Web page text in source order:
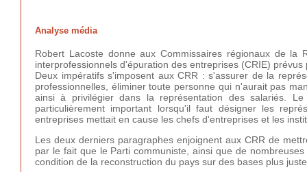
Analyse média
Robert Lacoste donne aux Commissaires régionaux de la
interprofessionnels d'épuration des entreprises (CRIE)
Deux impératifs s'imposent aux CRR : s'assurer de la
professionnelles, éliminer toute personne qui n'aurait pas
ainsi à privilégier dans la représentation des salariés.
particulièrement important lorsqu'il faut désigner les
entreprises mettait en cause les chefs d'entreprises et les
Les deux derniers paragraphes enjoignent aux CRR de
par le fait que le Parti communiste, ainsi que de
condition de la reconstruction du pays sur des bases plus